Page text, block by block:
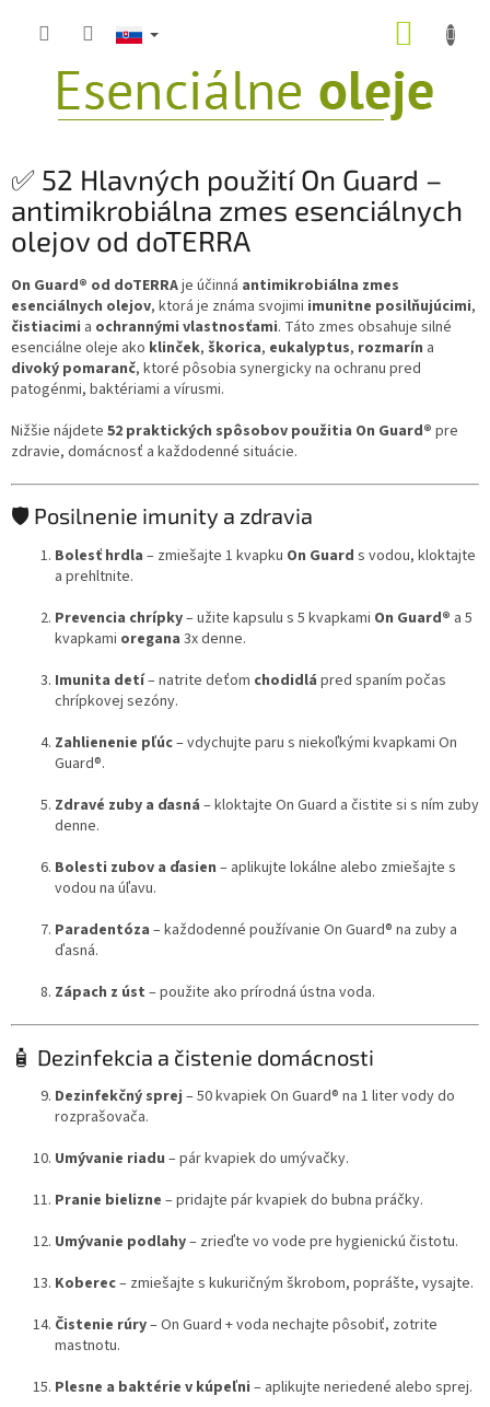
✅ 52 Hlavných použití On Guard –
antimikrobiálna zmes esenciálnych
olejov od doTERRA
On Guard® od doTERRAje účinná antimikrobiálna zmes
esenciálnych olejov, ktorá je známa svojimi imunitne posilňujúcimi,
čistiacimi a ochrannými vlastnosťami. Táto zmes obsahuje silné
esenciálne oleje ako klinček, škorica, eukalyptus, rozmarín a
divoký pomaranč, ktoré pôsobia synergicky na ochranu pred
patogénmi, baktériami a vírusmi.
Nižšie nájdete 52 praktických spôsobov použitia On Guard® pre
zdravie, domácnosť a každodenné situácie.
🛡️ Posilnenie imunity a zdravia
Bolesť hrdla – zmiešajte 1 kvapku On Guard s vodou, kloktajte
a prehltnite.
Prevencia chrípky– užite kapsulu s 5 kvapkami On Guard® a 5
kvapkami oregana 3x denne.
Imunita detí– natrite deťom chodidlá pred spaním počas
chrípkovej sezóny.
Zahlienenie pľúc– vdychujte paru s niekoľkými kvapkami On
Guard®.
Zdravé zuby a ďasná – kloktajte On Guard a čistite si s ním zuby
denne.
Bolesti zubov a ďasien – aplikujte lokálne alebo zmiešajte s
vodou na úľavu.
Paradentóza – každodenné používanie On Guard® na zuby a
ďasná.
Zápach z úst – použite ako prírodná ústna voda.
🧴 Dezinfekcia a čistenie domácnosti
Dezinfekčný sprej – 50 kvapiek On Guard® na 1 liter vody do
rozprašovača.
Umývanie riadu – pár kvapiek do umývačky.
Pranie bielizne – pridajte pár kvapiek do bubna práčky.
Umývanie podlahy– zrieďte vo vode pre hygienickú čistotu.
Koberec– zmiešajte s kukuričným škrobom, poprášte, vysajte.
Čistenie rúry– On Guard + voda nechajte pôsobiť, zotrite
mastnotu.
Plesne a baktérie v kúpeľni – aplikujte neriedené alebo sprej.